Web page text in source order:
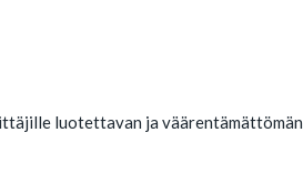
luotettavan ja väärentämättömän